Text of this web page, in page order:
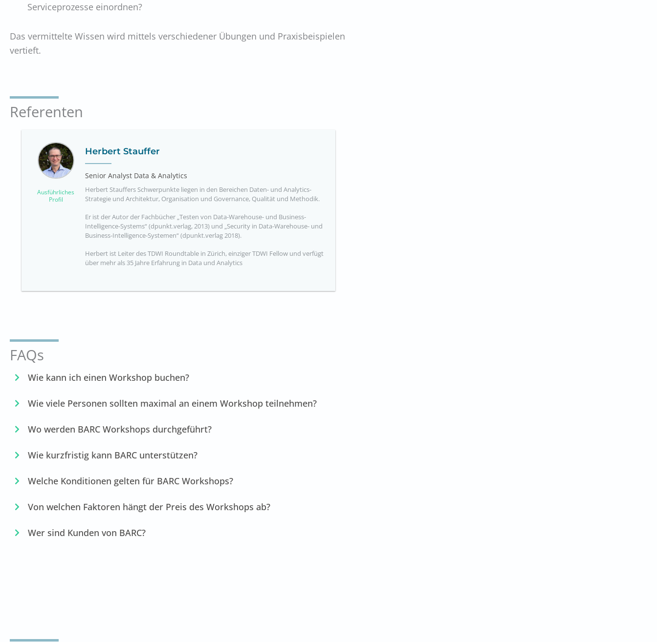
Serviceprozesse einordnen?
Das vermittelte Wissen wird mittels verschiedener Übungen und Praxisbeispielen
vertieft.
Referenten
Ausführliches
Profil
Herbert Stauffer
Senior Analyst Data & Analytics
Herbert Stauffers Schwerpunkte liegen in den Bereichen Daten- und Analytics-
Strategie und Architektur, Organisation und Governance, Qualität und Methodik.
Er ist der Autor der Fachbücher „Testen von Data-Warehouse- und Business-
Intelligence-Systems“ (dpunkt.verlag, 2013) und „Security in Data-Warehouse- und
Business-Intelligence-Systemen“ (dpunkt.verlag 2018).
Herbert ist Leiter des TDWI Roundtable in Zürich, einziger TDWI Fellow und verfügt
über mehr als 35 Jahre Erfahrung in Data und Analytics
FAQs
Wie kann ich einen Workshop buchen?
Wie viele Personen sollten maximal an einem Workshop teilnehmen?
Wo werden BARC Workshops durchgeführt?
Wie kurzfristig kann BARC unterstützen?
Welche Konditionen gelten für BARC Workshops?
Von welchen Faktoren hängt der Preis des Workshops ab?
Wer sind Kunden von BARC?